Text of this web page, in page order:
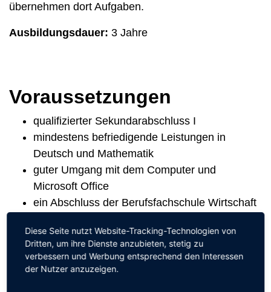
übernehmen dort Aufgaben.
Ausbildungsdauer: 3 Jahre
Voraussetzungen
qualifizierter Sekundarabschluss I
mindestens befriedigende Leistungen in
Deutsch und Mathematik
guter Umgang mit dem Computer und
Microsoft Office
ein Abschluss der Berufsfachschule Wirtschaft
Fähigkeiten und
Interessen
Diese Seite nutzt Website-Tracking-Technologien von
Dritten, um ihre Dienste anzubieten, stetig zu
verbessern und Werbung entsprechend den Interessen
der Nutzer anzuzeigen.